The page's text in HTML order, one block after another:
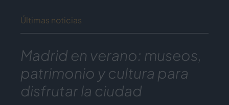
Últimas noticias
Madrid en verano: museos,
patrimonio y cultura para
disfrutar la ciudad